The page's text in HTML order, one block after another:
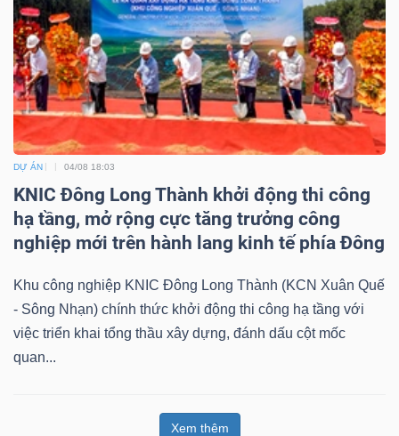
DỰ ÁN 04/08 18:03
KNIC Đông Long Thành khởi động thi công
hạ tầng, mở rộng cực tăng trưởng công
nghiệp mới trên hành lang kinh tế phía Đông
Khu công nghiệp KNIC Đông Long Thành (KCN Xuân Quế
- Sông Nhạn) chính thức khởi động thi công hạ tầng với
việc triển khai tổng thầu xây dựng, đánh dấu cột mốc
quan...
Xem thêm